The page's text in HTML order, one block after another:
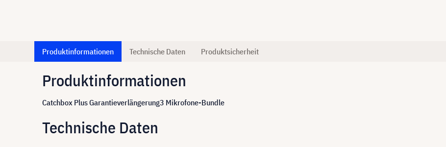
Produktinformationen Technische Daten Produktsicherheit
Produktinformationen
Catchbox Plus Garantieverlängerung3 Mikrofone-Bundle
Technische Daten